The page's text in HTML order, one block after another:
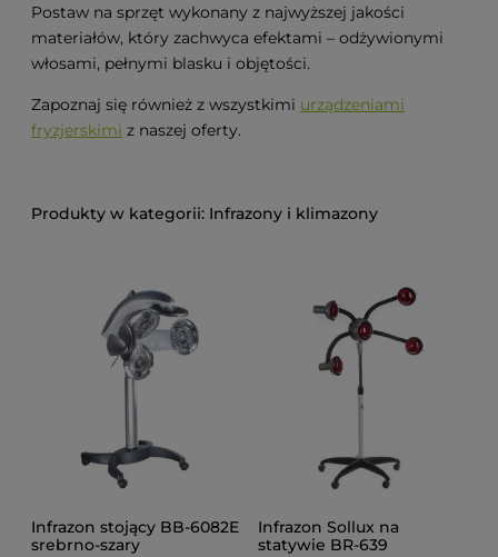
Postaw na sprzęt wykonany z najwyższej jakości
materiałów, który zachwyca efektami – odżywionymi
włosami, pełnymi blasku i objętości.
Zapoznaj się również z wszystkimi urządzeniami
fryzjerskimi z naszej oferty.
Infrazony i klimazony
Infrazon stojący BB-6082E
srebrno-szary
Infrazon Sollux na
statywie BR-639